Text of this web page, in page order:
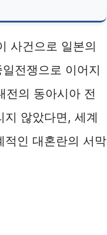
사건으로 일본의
전쟁으로 이어지
전의 동아시아 전
않았다면, 세계
적인 대혼란의 서막